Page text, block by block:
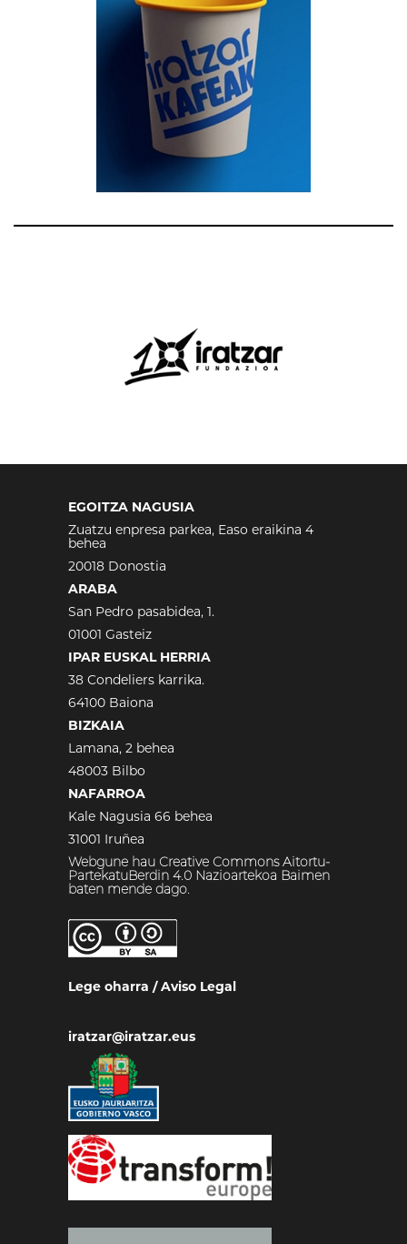
EGOITZA NAGUSIA
Zuatzu enpresa parkea, Easo eraikina 4
behea
20018 Donostia
ARABA
San Pedro pasabidea, 1.
01001 Gasteiz
IPAR EUSKAL HERRIA
38 Condeliers karrika.
64100 Baiona
BIZKAIA
Lamana, 2 behea
48003 Bilbo
NAFARROA
Kale Nagusia 66 behea
31001 Iruñea
Webgune hau Creative Commons Aitortu-
PartekatuBerdin 4.0 Nazioartekoa Baimen
baten mende dago.
Lege oharra /Aviso Legal
iratzar@iratzar.eus